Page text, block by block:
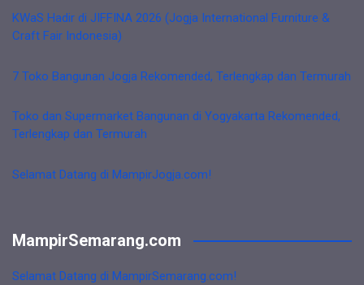
KWaS Hadir di JIFFINA 2026 (Jogja International Furniture &
Craft Fair Indonesia)
7 Toko Bangunan Jogja Rekomended, Terlengkap dan Termurah
Toko dan Supermarket Bangunan di Yogyakarta Rekomended,
Terlengkap dan Termurah
Selamat Datang di MampirJogja.com!
MampirSemarang.com
Selamat Datang di MampirSemarang.com!